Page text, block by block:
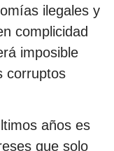
ilegales y
complicidad
imposible
corruptos
años es
que solo